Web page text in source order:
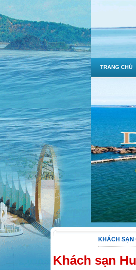
TRANG CHỦ
KHÁCH SẠN
Khách sạn